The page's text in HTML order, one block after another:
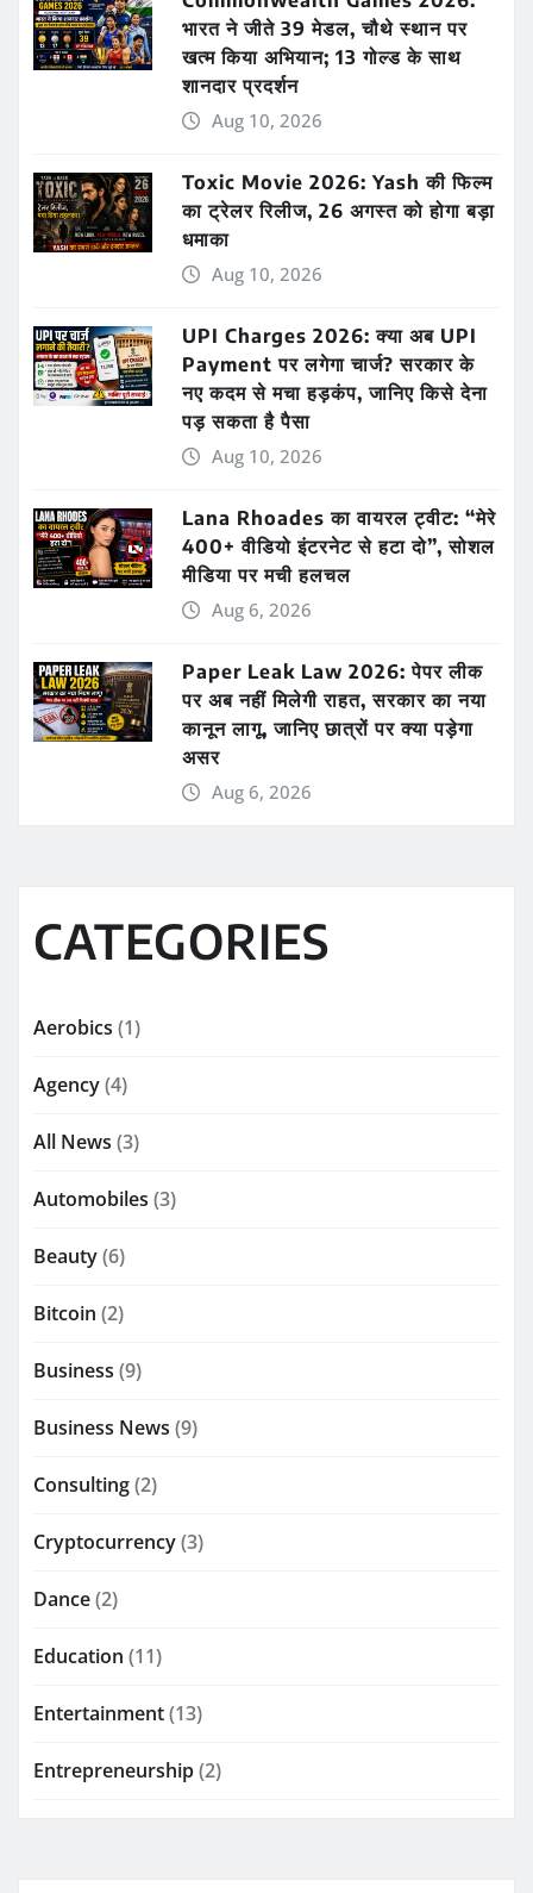
भारत ने जीते 39 मेडल, चौथे स्थान पर
खत्म किया अभियान; 13 गोल्ड के साथ
शानदार प्रदर्शन
Aug 10, 2026
Toxic Movie 2026: Yash की फिल्म
का ट्रेलर रिलीज, 26 अगस्त को होगा बड़ा
धमाका
Aug 10, 2026
UPI Charges 2026: क्या अब UPI
Payment पर लगेगा चार्ज? सरकार के
नए कदम से मचा हड़कंप, जानिए किसे देना
पड़ सकता है पैसा
Aug 10, 2026
Lana Rhoades का वायरल ट्वीट: “मेरे
400+ वीडियो इंटरनेट से हटा दो”, सोशल
मीडिया पर मची हलचल
Aug 6, 2026
Paper Leak Law 2026: पेपर लीक
पर अब नहीं मिलेगी राहत, सरकार का नया
कानून लागू, जानिए छात्रों पर क्या पड़ेगा
असर
Aug 6, 2026
CATEGORIES
Aerobics (1)
Agency(4)
All News (3)
Automobiles (3)
Beauty(6)
Bitcoin (2)
Business (9)
Business News (9)
Consulting(2)
Cryptocurrency(3)
Dance(2)
Education (11)
Entertainment(13)
Entrepreneurship(2)